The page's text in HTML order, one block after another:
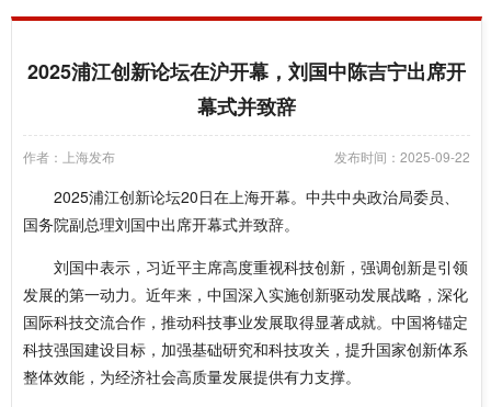
2025浦江创新论坛在沪开幕，刘国中陈吉宁出席开
幕式并致辞
作者：上海发布 发布时间：2025-09-22
2025浦江创新论坛20日在上海开幕。中共中央政治局委员、
国务院副总理刘国中出席开幕式并致辞。
刘国中表示，习近平主席高度重视科技创新，强调创新是引领
发展的第一动力。近年来，中国深入实施创新驱动发展战略，深化
国际科技交流合作，推动科技事业发展取得显著成就。中国将锚定
科技强国建设目标，加强基础研究和科技攻关，提升国家创新体系
整体效能，为经济社会高质量发展提供有力支撑。